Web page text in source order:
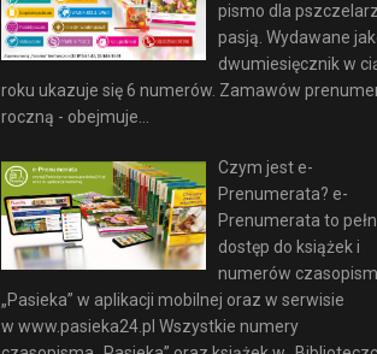
pismo dla
pasją. Wydawane
dwumiesięcznik w
roku ukazuje się 6 numerów. Zamawów
roczną - obejmuje...
Czym jest e-
Prenumerata? e-
Prenumerata to
dostęp do książek i
numerów
„Pasieka” w aplikacji mobilnej oraz w serwisie
w www.pasieka24.pl Wszystkie numery